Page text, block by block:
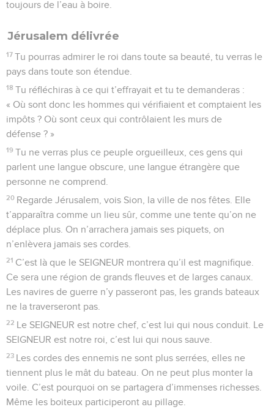
toujours de l’eau à boire.
Jérusalem délivrée
17 Tu pourras admirer le roi dans toute sa beauté, tu verras le
pays dans toute son étendue.
18 Tu réfléchiras à ce qui t’effrayait et tu te demanderas :
« Où sont donc les hommes qui vérifiaient et comptaient les
impôts ? Où sont ceux qui contrôlaient les murs de
défense ? »
19 Tu ne verras plus ce peuple orgueilleux, ces gens qui
parlent une langue obscure, une langue étrangère que
personne ne comprend.
20 Regarde Jérusalem, vois Sion, la ville de nos fêtes. Elle
t’apparaîtra comme un lieu sûr, comme une tente qu’on ne
déplace plus. On n’arrachera jamais ses piquets, on
n’enlèvera jamais ses cordes.
21 C’est là que le SEIGNEUR montrera qu’il est magnifique.
Ce sera une région de grands fleuves et de larges canaux.
Les navires de guerre n’y passeront pas, les grands bateaux
ne la traverseront pas.
22 Le SEIGNEUR est notre chef, c’est lui qui nous conduit. Le
SEIGNEUR est notre roi, c’est lui qui nous sauve.
23 Les cordes des ennemis ne sont plus serrées, elles ne
tiennent plus le mât du bateau. On ne peut plus monter la
voile. C’est pourquoi on se partagera d’immenses richesses.
Même les boiteux participeront au pillage.